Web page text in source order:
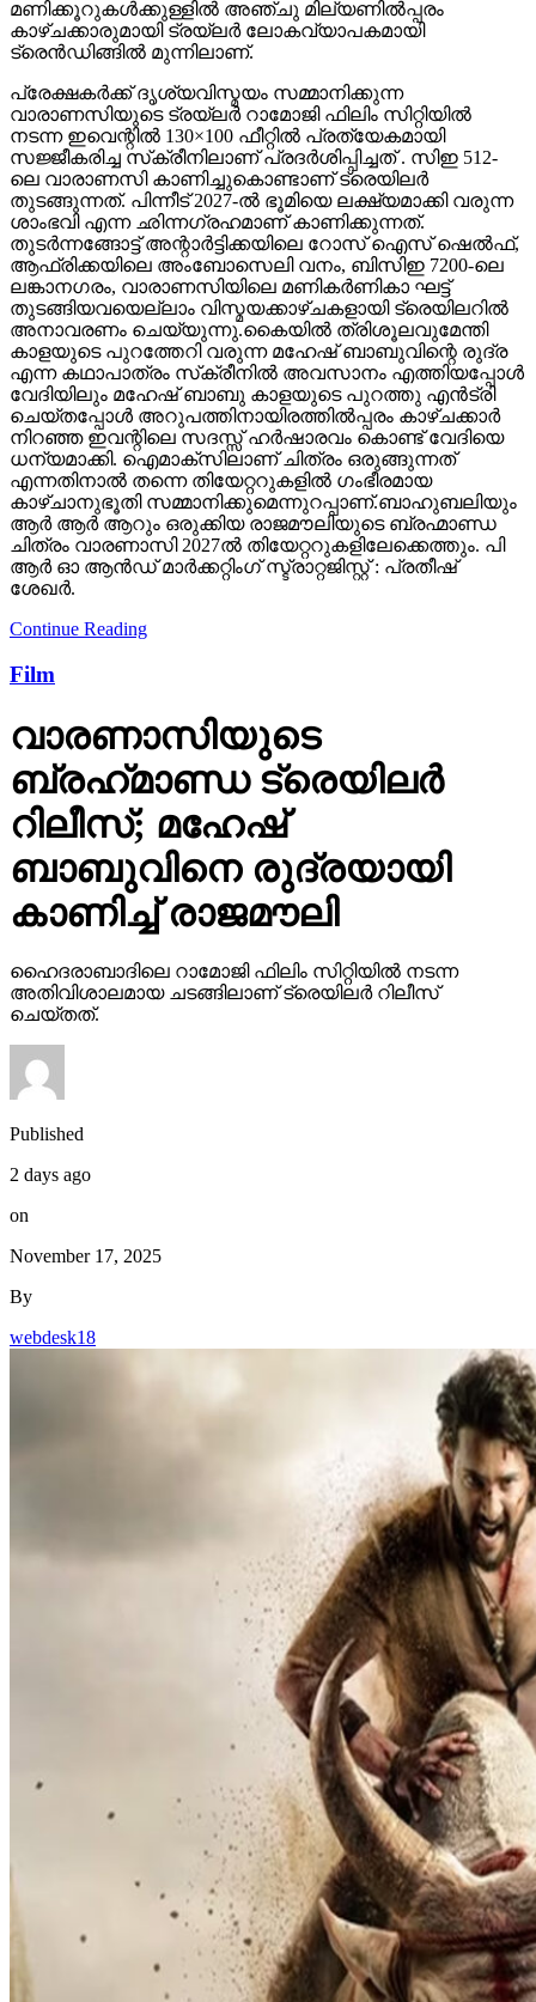
മണിക്കൂറുകൾക്കുള്ളിൽ അഞ്ചു മില്യണിൽപ്പരം
കാഴ്ചക്കാരുമായി ട്രയ്ലർ ലോകവ്യാപകമായി
ട്രെൻഡിങ്ങിൽ മുന്നിലാണ്.
പ്രേക്ഷകർക്ക് ദൃശ്യവിസ്മയം സമ്മാനിക്കുന്ന
വാരാണസിയുടെ ട്രയ്ലർ റാമോജി ഫിലിം സിറ്റിയിൽ
നടന്ന ഇവെന്റിൽ 130×100 ഫീറ്റിൽ പ്രത്യേകമായി
സജ്ജീകരിച്ച സ്‌ക്രീനിലാണ് പ്രദർശിപ്പിച്ചത് . സിഇ 512-
ലെ വാരാണസി കാണിച്ചുകൊണ്ടാണ് ട്രെയിലര്‍
തുടങ്ങുന്നത്. പിന്നീട് 2027-ല്‍ ഭൂമിയെ ലക്ഷ്യമാക്കി വരുന്ന
ശാംഭവി എന്ന ഛിന്നഗ്രഹമാണ് കാണിക്കുന്നത്.
തുടര്‍ന്നങ്ങോട്ട് അന്റാര്‍ട്ടിക്കയിലെ റോസ് ഐസ് ഷെല്‍ഫ്,
ആഫ്രിക്കയിലെ അംബോസെലി വനം, ബിസിഇ 7200-ലെ
ലങ്കാനഗരം, വാരാണസിയിലെ മണികര്‍ണികാ ഘട്ട്
തുടങ്ങിയവയെല്ലാം വിസ്മയക്കാഴ്ചകളായി ട്രെയിലറില്‍
അനാവരണം ചെയ്യുന്നു.കൈയില്‍ ത്രിശൂലവുമേന്തി
കാളയുടെ പുറത്തേറി വരുന്ന മഹേഷ് ബാബുവിന്റെ രുദ്ര
എന്ന കഥാപാത്രം സ്‌ക്രീനിൽ അവസാനം എത്തിയപ്പോൾ
വേദിയിലും മഹേഷ് ബാബു കാളയുടെ പുറത്തു എൻട്രി
ചെയ്തപ്പോൾ അറുപത്തിനായിരത്തിൽപ്പരം കാഴ്ചക്കാർ
നിറഞ്ഞ ഇവന്റിലെ സദസ്സ് ഹർഷാരവം കൊണ്ട് വേദിയെ
ധന്യമാക്കി. ഐമാക്‌സിലാണ് ചിത്രം ഒരുങ്ങുന്നത്
എന്നതിനാല്‍ തന്നെ തിയേറ്ററുകളില്‍ ഗംഭീരമായ
കാഴ്ചാനുഭൂതി സമ്മാനിക്കുമെന്നുറപ്പാണ്.ബാഹുബലിയും
ആർ ആർ ആറും ഒരുക്കിയ രാജമൗലിയുടെ ബ്രഹ്മാണ്ഡ
ചിത്രം വാരണാസി 2027ൽ തിയേറ്ററുകളിലേക്കെത്തും. പി
ആർ ഓ ആൻഡ് മാർക്കറ്റിംഗ് സ്ട്രാറ്റജിസ്റ്റ് : പ്രതീഷ്
ശേഖർ.
Continue Reading
Film
വാരണാസിയുടെ
ബ്രഹ്‌മാണ്ഡ ട്രെയിലര്‍
റിലീസ്; മഹേഷ്
ബാബുവിനെ രുദ്രയായി
കാണിച്ച് രാജമൗലി
ഹൈദരാബാദിലെ റാമോജി ഫിലിം സിറ്റിയില്‍ നടന്ന
അതിവിശാലമായ ചടങ്ങിലാണ് ട്രെയിലര്‍ റിലീസ്
ചെയ്തത്.
Published
2 days ago
on
November 17, 2025
By
webdesk18